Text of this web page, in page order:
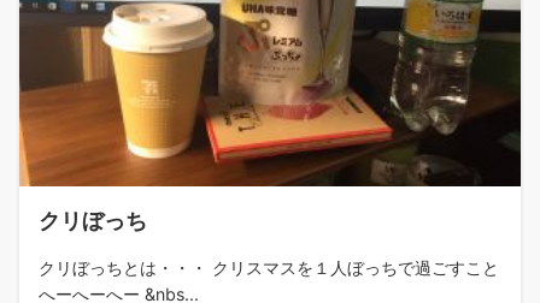
クリぼっち
クリぼっちとは・・・ クリスマスを１人ぼっちで過ごすこと
へーへーへー &nbs...